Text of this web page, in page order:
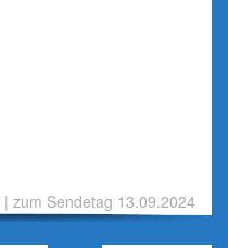
| zum Sendetag 13.09.2024